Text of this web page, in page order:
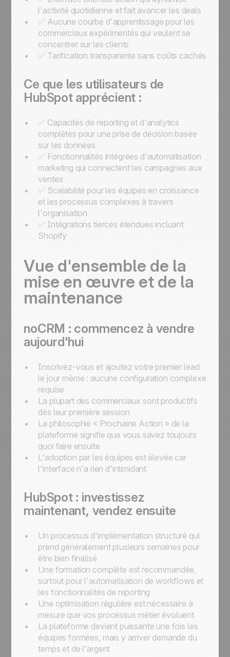
l'activité quotidienne et fait avancer les deals
✅ Aucune courbe d'apprentissage pour les
commerciaux expérimentés qui veulent se
concentrer sur les clients
✅ Tarification transparente sans coûts cachés
Ce que les utilisateurs de
HubSpot apprécient :
✅ Capacités de reporting et d'analytics
complètes pour une prise de décision basée
sur les données
✅ Fonctionnalités intégrées d'automatisation
marketing qui connectent les campagnes aux
ventes
✅ Scalabilité pour les équipes en croissance
et les processus complexes à travers
l'organisation
✅ Intégrations tierces étendues incluant
Shopify
Vue d'ensemble de la
mise en œuvre et de la
maintenance
noCRM : commencez à vendre
aujourd'hui
Inscrivez-vous et ajoutez votre premier lead
le jour même : aucune configuration complexe
requise
La plupart des commerciaux sont productifs
dès leur première session
La philosophie « Prochaine Action » de la
plateforme signifie que vous savez toujours
quoi faire ensuite
L'adoption par les équipes est élevée car
l'interface n'a rien d'intimidant
HubSpot : investissez
maintenant, vendez ensuite
Un processus d'implémentation structuré qui
prend généralement plusieurs semaines pour
être bien finalisé
Une formation complète est recommandée,
surtout pour l'automatisation de workflows et
les fonctionnalités de reporting
Une optimisation régulière est nécessaire à
mesure que vos processus métier évoluent
La plateforme devient puissante une fois les
équipes formées, mais y arriver demande du
temps et de l'argent